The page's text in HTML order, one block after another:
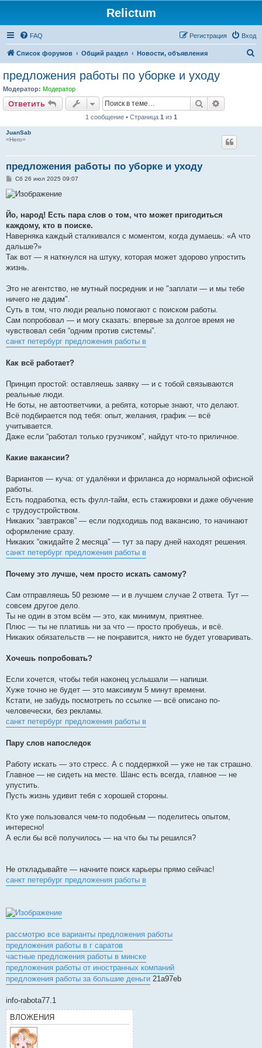
Relictum
FAQ Вход
Регистрация
Список форумов Общий раздел Новости, объявления
предложения работы по уборке и уходу
Модератор: Модератор
Ответить Поиск
1 сообщение • Страница 1 из 1
JuanSab
=Hero=
предложения работы по уборке и уходу
С
о
б
е
и
е
Сб 26 июл 2025 09:07
Йо, народ! Есть пара слов о том, что может пригодиться
каждому, кто в поиске.
Наверняка каждый сталкивался с моментом, когда думаешь: «А что
дальше?»
Так вот — я наткнулся на штуку, которая может здорово упростить
жизнь.
Это не агентство, не мутный посредник и не "заплати — и мы тебе
ничего не дадим".
Суть в том, что люди реально помогают с поиском работы.
Сам попробовал — и могу сказать: впервые за долгое время не
чувствовал себя “одним против системы”.
санкт петербург предложения работы в
Как всё работает?
Принцип простой: оставляешь заявку — и с тобой связываются
реальные люди.
Не боты, не автоответчики, а ребята, которые знают, что делают.
Всё подбирается под тебя: опыт, желания, график — всё
учитывается.
Даже если “работал только грузчиком”, найдут что-то приличное.
Какие вакансии?
Вариантов — куча: от удалёнки и фриланса до нормальной офисной
работы.
Есть подработка, есть фулл-тайм, есть стажировки и даже обучение
с трудоустройством.
Никаких “завтраков” — если подходишь под вакансию, то начинают
оформление сразу.
Никаких “ожидайте 2 месяца” — тут за пару дней находят решения.
санкт петербург предложения работы в
Почему это лучше, чем просто искать самому?
Сам отправляешь 50 резюме — и в лучшем случае 2 ответа. Тут —
совсем другое дело.
Ты не один в этом всём — это, как минимум, приятнее.
Плюс — ты не платишь ни за что — просто пробуешь, и всё.
Никаких обязательств — не понравится, никто не будет уговаривать.
Хочешь попробовать?
Если хочется, чтобы тебя наконец услышали — напиши.
Хуже точно не будет — это максимум 5 минут времени.
Кстати, не забудь посмотреть по ссылке — всё описано по-
человечески, без рекламы.
санкт петербург предложения работы в
Пару слов напоследок
Работу искать — это стресс. А с поддержкой — уже не так страшно.
Главное — не сидеть на месте. Шанс есть всегда, главное — не
упустить.
Пусть жизнь удивит тебя с хорошей стороны.
Кто уже пользовался чем-то подобным — поделитесь опытом,
интересно!
А если бы всё получилось — на что бы ты решился?
Не откладывайте — начните поиск карьеры прямо сейчас!
санкт петербург предложения работы в
рассмотрю все варианты предложения работы
предложения работы в г саратов
частные предложения работы в минске
предложения работы от иностранных компаний
предложения работы за большие деньги 21a97eb
info-rabota77.1
ВЛОЖЕНИЯ